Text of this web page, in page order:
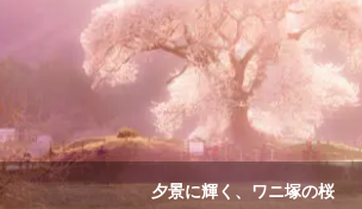
夕景に輝く、ワニ塚の桜